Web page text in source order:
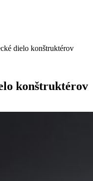
dielo konštruktérov
konštruktérov